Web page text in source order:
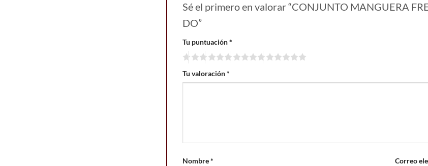
Sé el primero en valorar “CONJUNTO MANGUERA
DO”
Tu puntuación*
Tu valoración*
Nombre* Correo